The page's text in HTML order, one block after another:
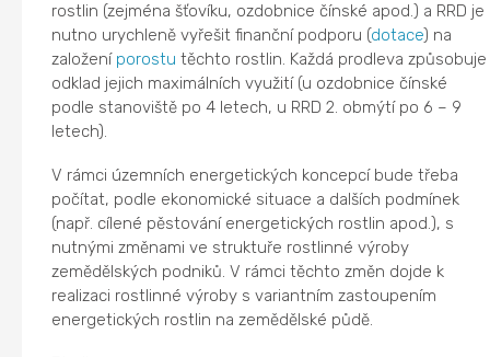
rostlin (zejména šťovíku, ozdobnice čínské apod.) a RRD je
nutno urychleně vyřešit finanční podporu (dotace) na
založení porostu těchto rostlin. Každá prodleva způsobuje
odklad jejich maximálních využití (u ozdobnice čínské
podle stanoviště po 4 letech, u RRD 2. obmýtí po 6 – 9
letech).
V rámci územních energetických koncepcí bude třeba
počítat, podle ekonomické situace a dalších podmínek
(např. cílené pěstování energetických rostlin apod.), s
nutnými změnami ve struktuře rostlinné výroby
zemědělských podniků. V rámci těchto změn dojde k
realizaci rostlinné výroby s variantním zastoupením
energetických rostlin na zemědělské půdě.